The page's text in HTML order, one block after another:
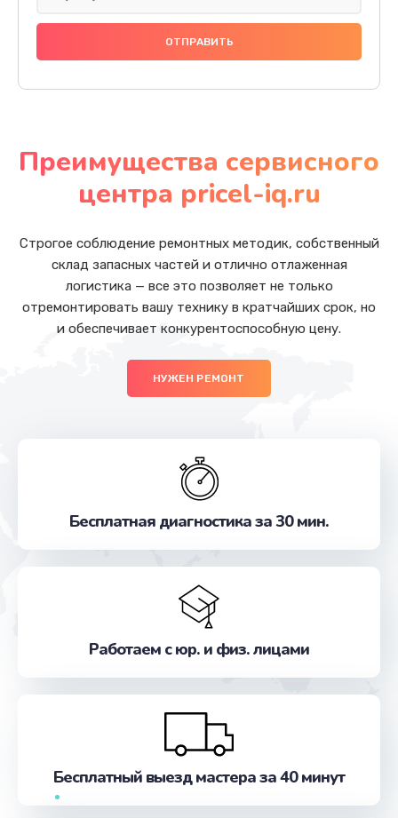
Преимущества сервисного
центра pricel-iq.ru
Строгое соблюдение ремонтных методик, собственный
склад запасных частей и отлично отлаженная
логистика — все это позволяет не только
отремонтировать вашу технику в кратчайших срок, но
и обеспечивает конкурентоспособную цену.
НУЖЕН РЕМОНТ
Бесплатная диагностика за 30 мин.
Работаем с юр. и физ. лицами
Бесплатный выезд мастера за 40 минут